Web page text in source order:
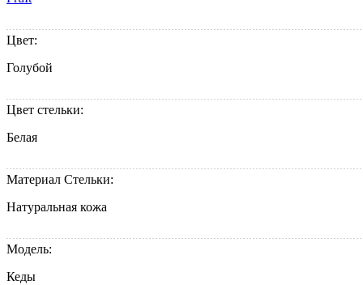
Цвет:
Голубой
Цвет стельки:
Белая
Материал Стельки:
Натуральная кожа
Модель:
Кеды